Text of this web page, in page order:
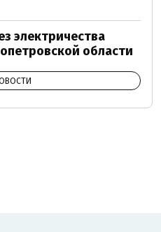
электричества
области